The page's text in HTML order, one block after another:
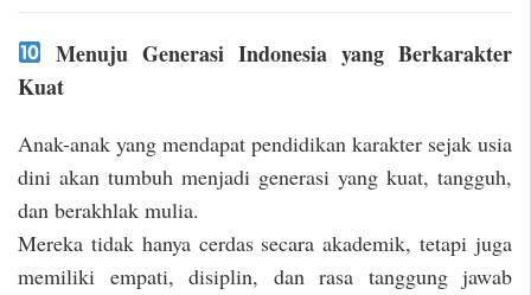
Menuju Generasi Indonesia yang Berkarakter
Kuat
Anak-anak yang mendapat pendidikan karakter sejak usia
dini akan tumbuh menjadi generasi yang kuat, tangguh,
dan berakhlak mulia.
Mereka tidak hanya cerdas secara akademik, tetapi juga
memiliki empati, disiplin, dan rasa tanggung jawab